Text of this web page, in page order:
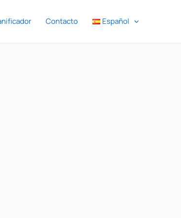
Contacto Español